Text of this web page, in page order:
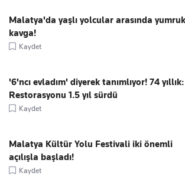
Malatya'da yaşlı yolcular arasında
kavga!
Kaydet
'6'ncı evladım' diyerek tanımlıyor! 74 yıllık:
Restorasyonu 1.5 yıl sürdü
Kaydet
Malatya Kültür Yolu Festivali iki önemli
açılışla başladı!
Kaydet